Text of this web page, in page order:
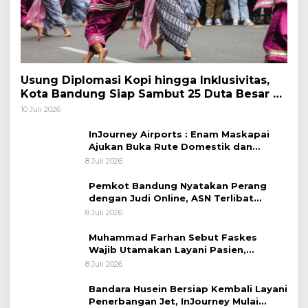
Usung Diplomasi Kopi hingga Inklusivitas,
Kota Bandung Siap Sambut 25 Duta Besar di
Festival Asia Afrika 2026
10 Juli 2026
InJourney Airports : Enam Maskapai
Ajukan Buka Rute Domestik dan
Internasional dari Bandara Husein
8 Juli 2026
Pemkot Bandung Nyatakan Perang
dengan Judi Online, ASN Terlibat
Terancam Dipecat Tidak Hormat
8 Juli 2026
Muhammad Farhan Sebut Faskes
Wajib Utamakan Layani Pasien,
Penolakan akan Berujung Sanksi Tegas
8 Juli 2026
Bandara Husein Bersiap Kembali Layani
Penerbangan Jet, InJourney Mulai